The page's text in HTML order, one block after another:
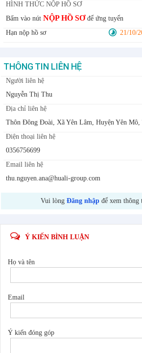
HÌNH THỨC NỘP HỒ SƠ
Bấm vào nút NỘP HỒ SƠđể ứng tuyển
Hạn nộp hồ sơ
21/10/
THÔNG TIN LIÊN HỆ
Người liên hệ
Nguyễn Thị Thu
Địa chỉ liên hệ
Thôn Đông Đoài, Xã Yên Lâm, Huyện Yên Mô,
Điện thoại liên hệ
0356756699
Email liên hệ
thu.nguyen.ana@huali-group.com
Vui lòng Đăng nhậpđể xem thông
Ý KIẾN BÌNH LUẬN
Họ và tên
Email
Ý kiến đóng góp